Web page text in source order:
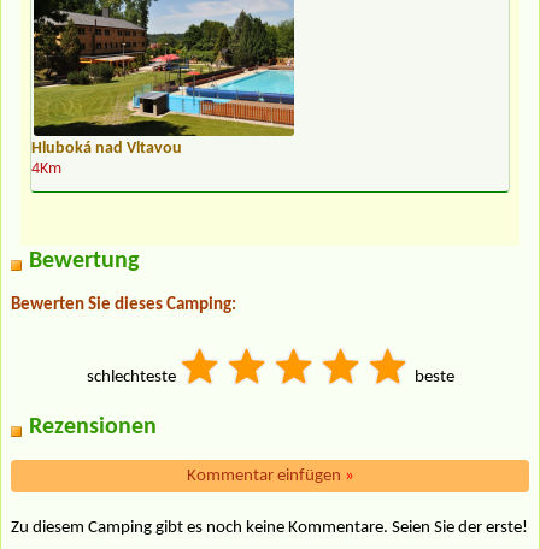
Hluboká nad Vltavou
4Km
Bewertung
Bewerten Sie dieses Camping:
schlechteste beste
Rezensionen
Kommentar einfügen »
Zu diesem Camping gibt es noch keine Kommentare. Seien Sie der erste!